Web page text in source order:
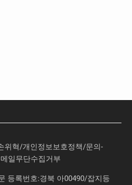
위혁/개인정보보호정책/문의-
일무단수집거부
등록번호:경북 아00490/잡지등